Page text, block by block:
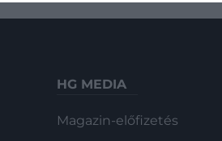
HG MEDIA
Magazin-előfizetés